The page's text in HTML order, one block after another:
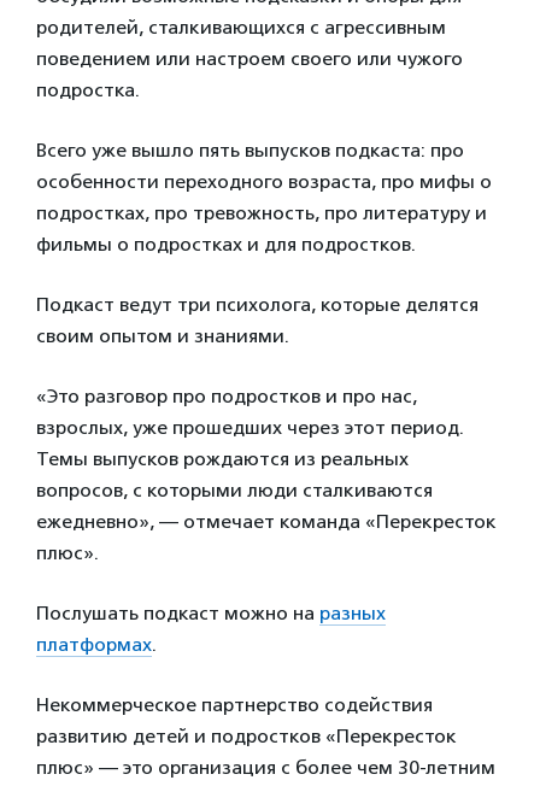
родителей, сталкивающихся с агрессивным
поведением или настроем своего или чужого
подростка.
Всего уже вышло пять выпусков подкаста: про
особенности переходного возраста, про мифы о
подростках, про тревожность, про литературу и
фильмы о подростках и для подростков.
Подкаст ведут три психолога, которые делятся
своим опытом и знаниями.
«Это разговор про подростков и про нас,
взрослых, уже прошедших через этот период.
Темы выпусков рождаются из реальных
вопросов, с которыми люди сталкиваются
ежедневно», — отмечает команда «Перекресток
плюс».
Послушать подкаст можно на разных
платформах.
Некоммерческое партнерство содействия
развитию детей и подростков «Перекресток
плюс» — это организация с более чем 30‑летним